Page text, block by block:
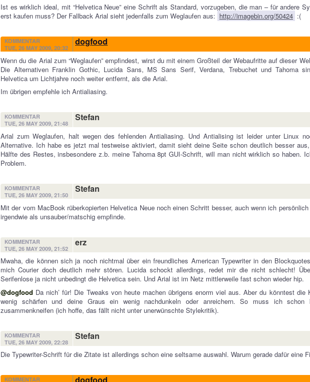
Ist es wirklich ideal, mit “Helvetica Neue” eine Schrift als Standard, vorzugeben, die man – für andere
erst kaufen muss? Der Fallback Arial sieht jedenfalls zum Weglaufen aus: http://imagebin.org/50424 :(
KOMMENTAR
TUE, 26 MAY 2009, 20:32
dogfood
Wenn du die Arial zum “Weglaufen” empfindest, wirst du mit einem Großteil der Webaufritte auf dieser
Die Alternativen Franklin Gothic, Lucida Sans, MS Sans Serif, Verdana, Trebuchet und Tahoma
Helvetica um Lichtjahre noch weiter entfernt, als die Arial.
Im übrigen empfehle ich Antialiasing.
KOMMENTAR
TUE, 26 MAY 2009, 21:48
Stefan
Arial zum Weglaufen, halt wegen des fehlenden Antialiasing. Und Antialising ist leider unter Linux
Alternative. Ich habe es jetzt mal testweise aktiviert, damit sieht deine Seite schon deutlich besser
Hälfte des Restes, insbesondere z.b. meine Tahoma 8pt GUI-Schrift, will man nicht wirklich so haben.
Problem.
KOMMENTAR
TUE, 26 MAY 2009, 21:50
Stefan
Mit der vom MacBook rüberkopierten Helvetica Neue noch einen Schritt besser, auch wenn ich
irgendwie als unsauber/matschig empfinde.
KOMMENTAR
TUE, 26 MAY 2009, 21:52
erz
Mwaha, die können sich ja noch nichtmal über ein freundliches American Typewriter in den
mich Courier doch deutlich mehr stören. Lucida schockt allerdings, redet mir die nicht schlecht!
Serifenlose ja nicht unbedingt die Helvetica sein. Und Arial ist im Netz mittlerweile fast schon wieder hip.
@dogfood Da nich’ für! Die Tweaks von heute machen übrigens enorm viel aus. Aber du könntest die
wenig schärfen und deine Graus ein wenig nachdunkeln oder anreichern. So muss ich schon
zusammenkneifen (ich hoffe, das fällt nicht unter unerwünschte Stylekritik).
KOMMENTAR
TUE, 26 MAY 2009, 22:28
Stefan
Die Typewriter-Schrift für die Zitate ist allerdings schon eine seltsame auswahl. Warum gerade dafür eine
KOMMENTAR